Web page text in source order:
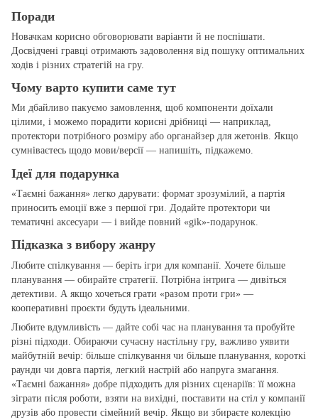
Поради
Новачкам корисно обговорювати варіанти й не поспішати.
Досвідчені гравці отримають задоволення від пошуку оптимальних
ходів і різних стратегій на гру.
Чому варто купити саме тут
Ми дбайливо пакуємо замовлення, щоб компоненти доїхали
цілими, і можемо порадити корисні дрібниці — наприклад,
протектори потрібного розміру або органайзер для жетонів. Якщо
сумніваєтесь щодо мови/версії — напишіть, підкажемо.
Ідеї для подарунка
«Таємні бажання» легко дарувати: формат зрозумілий, а партія
приносить емоції вже з першої гри. Додайте протектори чи
тематичні аксесуари — і вийде повний «gіk»‑подарунок.
Підказка з вибору жанру
Любите спілкування — беріть ігри для компанії. Хочете більше
планування — обирайте стратегії. Потрібна інтрига — дивіться
детективи. А якщо хочеться грати «разом проти гри» —
кооперативні проєкти будуть ідеальними.
Любите вдумливість — дайте собі час на планування та пробуйте
різні підходи. Обираючи сучасну настільну гру, важливо уявити
майбутній вечір: більше спілкування чи більше планування, короткі
раунди чи довга партія, легкий настрій або напруга змагання.
«Таємні бажання» добре підходить для різних сценаріїв: її можна
зіграти після роботи, взяти на вихідні, поставити на стіл у компанії
друзів або провести сімейний вечір. Якщо ви збираєте колекцію